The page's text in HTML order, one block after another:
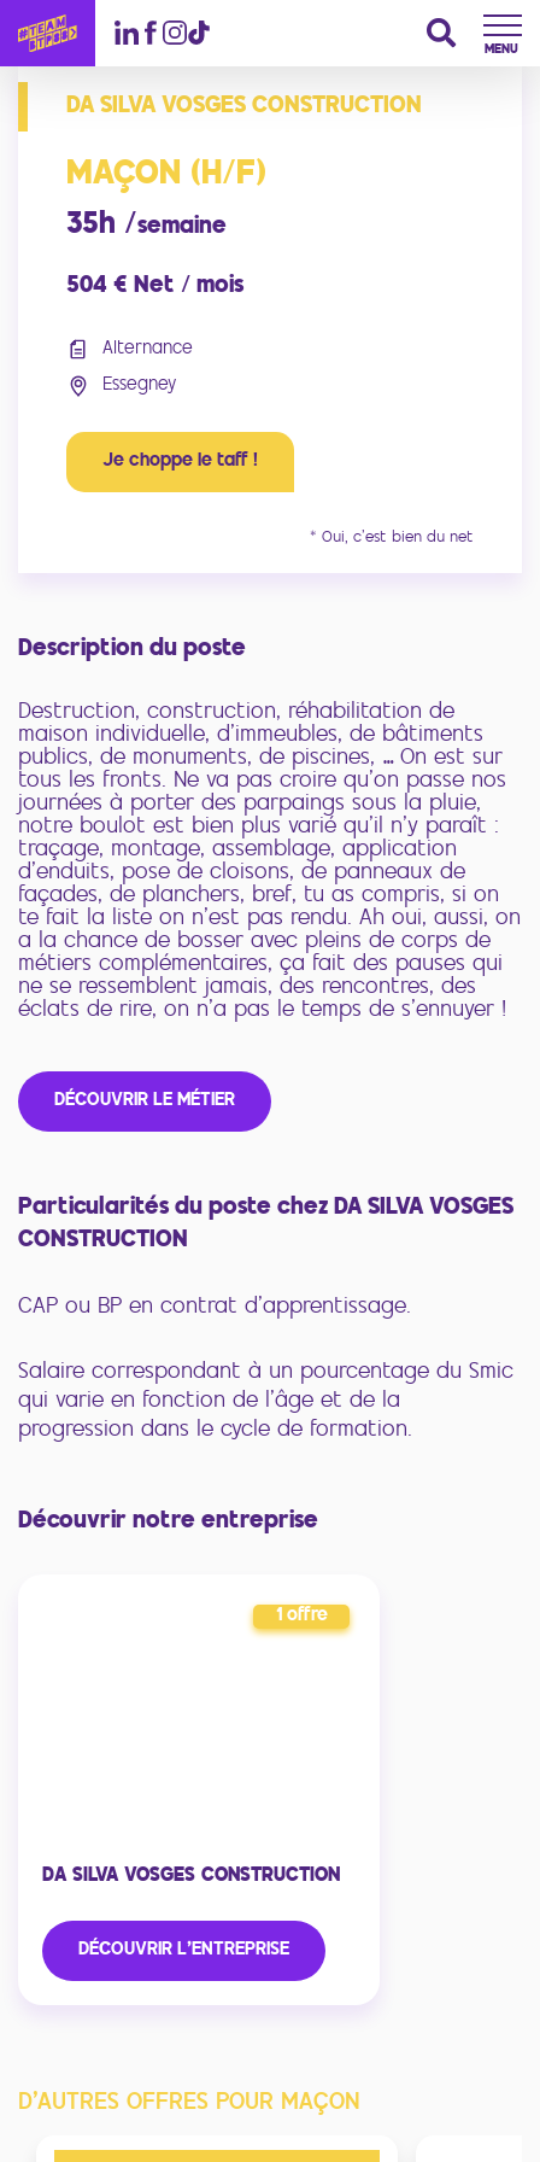
MENU
DA SILVA VOSGES CONSTRUCTION
MAÇON (H/F)
35h /semaine
504 € Net / mois
Alternance
Essegney
Je choppe le taff !
* Oui, c'est bien du net
Description du poste
Destruction, construction, réhabilitation de
maison individuelle, d’immeubles, de bâtiments
publics, de monuments, de piscines, … On est sur
tous les fronts. Ne va pas croire qu’on passe nos
journées à porter des parpaings sous la pluie,
notre boulot est bien plus varié qu’il n’y paraît :
traçage, montage, assemblage, application
d’enduits, pose de cloisons, de panneaux de
façades, de planchers, bref, tu as compris, si on
te fait la liste on n’est pas rendu. Ah oui, aussi, on
a la chance de bosser avec pleins de corps de
métiers complémentaires, ça fait des pauses qui
ne se ressemblent jamais, des rencontres, des
éclats de rire, on n’a pas le temps de s’ennuyer !
DÉCOUVRIR LE MÉTIER
Particularités du poste chez DA SILVA VOSGES
CONSTRUCTION
CAP ou BP en contrat d’apprentissage.
Salaire correspondant à un pourcentage du Smic
qui varie en fonction de l’âge et de la
progression dans le cycle de formation.
Découvrir notre entreprise
1 offre
DA SILVA VOSGES CONSTRUCTION
DÉCOUVRIR L'ENTREPRISE
D'AUTRES OFFRES POUR MAÇON